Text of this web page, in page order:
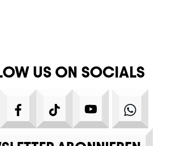
US ON SOCIALS
FACEBOOK
TIKTOK YOUTUBE